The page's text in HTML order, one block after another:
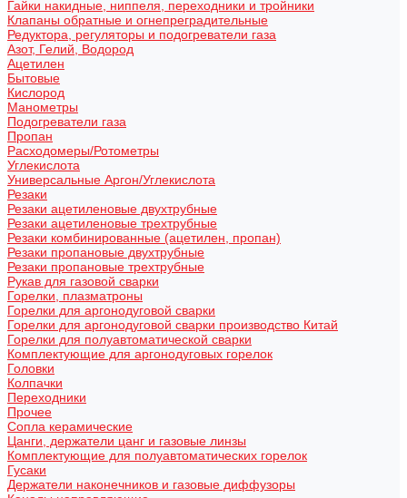
Гайки накидные, ниппеля, переходники и тройники
Клапаны обратные и огнепреградительные
Редуктора, регуляторы и подогреватели газа
Азот, Гелий, Водород
Ацетилен
Бытовые
Кислород
Манометры
Подогреватели газа
Пропан
Расходомеры/Ротометры
Углекислота
Универсальные Аргон/Углекислота
Резаки
Резаки ацетиленовые двухтрубные
Резаки ацетиленовые трехтрубные
Резаки комбинированные (ацетилен, пропан)
Резаки пропановые двухтрубные
Резаки пропановые трехтрубные
Рукав для газовой сварки
Горелки, плазматроны
Горелки для аргонодуговой сварки
Горелки для аргонодуговой сварки производство Китай
Горелки для полуавтоматической сварки
Комплектующие для аргонодуговых горелок
Головки
Колпачки
Переходники
Прочее
Сопла керамические
Цанги, держатели цанг и газовые линзы
Комплектующие для полуавтоматических горелок
Гусаки
Держатели наконечников и газовые диффузоры